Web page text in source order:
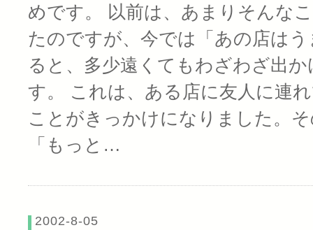
めです。 以前は、あまりそんな
たのですが、今では「あの店は
ると、多少遠くてもわざわざ出
す。 これは、ある店に友人に連
ことがきっかけになりました。
「もっと…
2002-8-05